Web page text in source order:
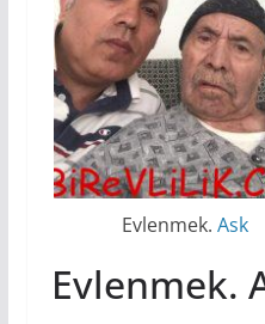
Evlenmek.Ask
Evlenmek.